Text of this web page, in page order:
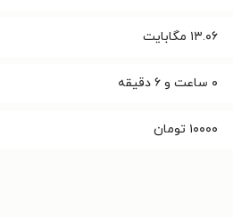
۱۳.۰۶ مگابایت
۰ ساعت و ۶ دقیقه
۱۰۰۰۰ تومان